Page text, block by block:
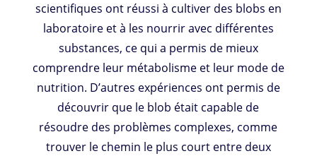
scientifiques ont réussi à cultiver des blobs en
laboratoire et à les nourrir avec différentes
substances, ce qui a permis de mieux
comprendre leur métabolisme et leur mode de
nutrition. D’autres expériences ont permis de
découvrir que le blob était capable de
résoudre des problèmes complexes, comme
trouver le chemin le plus court entre deux